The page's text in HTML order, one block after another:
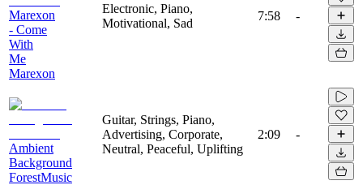
Marexon
- Come
With
Me
Marexon
Electronic, Piano,
Motivational, Sad
7:58 -
Ambient
Background
ForestMusic
Guitar, Strings, Piano,
Advertising, Corporate,
Neutral, Peaceful, Uplifting
2:09 -